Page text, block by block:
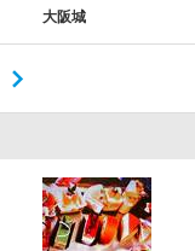
大阪城